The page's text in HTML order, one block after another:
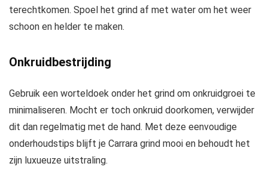
terechtkomen. Spoel het grind af met water om het weer
schoon en helder te maken.
Onkruidbestrijding
Gebruik een worteldoek onder het grind om onkruidgroei te
minimaliseren. Mocht er toch onkruid doorkomen, verwijder
dit dan regelmatig met de hand. Met deze eenvoudige
onderhoudstips blijft je Carrara grind mooi en behoudt het
zijn luxueuze uitstraling.